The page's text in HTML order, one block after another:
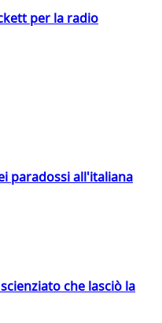
per la radio
paradossi all'italiana
che lasciò la